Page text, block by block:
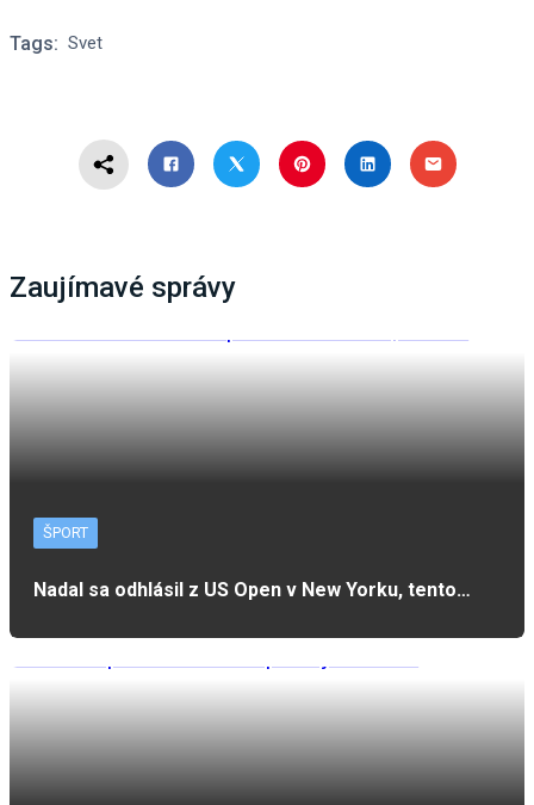
Tags: Svet
Zaujímavé správy
ŠPORT
Nadal sa odhlásil z US Open v New Yorku, tento…